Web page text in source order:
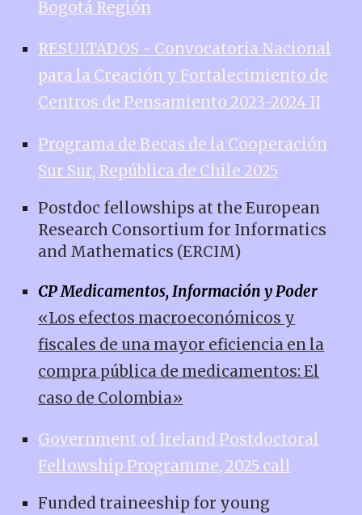
Bogotá Región
RESULTADOS - Convocatoria Nacional
para la Creación y Fortalecimiento de
Centros de Pensamiento 2023-2024 II
Programa de Becas de la Cooperación
Sur Sur, República de Chile 2025
Postdoc fellowships at the European
Research Consortium for Informatics
and Mathematics (ERCIM)
CP Medicamentos, Información y Poder
«Los efectos macroeconómicos y
fiscales de una mayor eficiencia en la
compra pública de medicamentos: El
caso de Colombia»
Government of Ireland Postdoctoral
Fellowship Programme, 2025 call
Funded traineeship for young